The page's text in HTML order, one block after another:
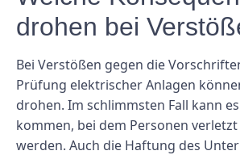
drohen bei
Bei Verstößen gegen die
Prüfung elektrischer Anlagen
drohen. Im schlimmsten Fall kann
kommen, bei dem Personen
werden. Auch die Haftung des